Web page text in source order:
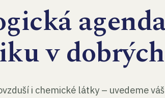
v
i chemické látky – uvedeme